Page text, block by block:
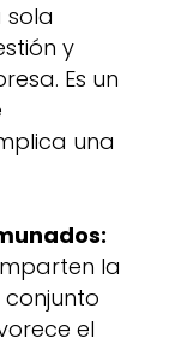
sola
y
Es un
una
la
el